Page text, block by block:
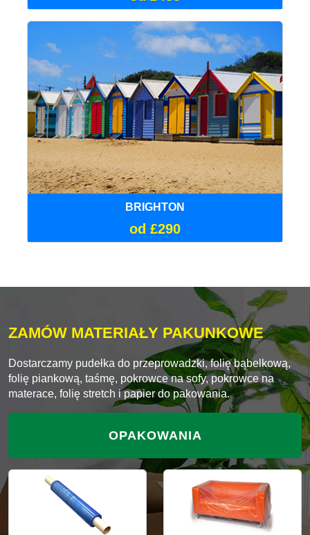
BRIGHTON
od £290
ZAMÓW MATERIAŁY PAKUNKOWE
Dostarczamy pudełka do przeprowadzki, folię bąbelkową,
folię piankową, taśmę, pokrowce na sofy, pokrowce na
materace, folię stretch i papier do pakowania.
OPAKOWANIA